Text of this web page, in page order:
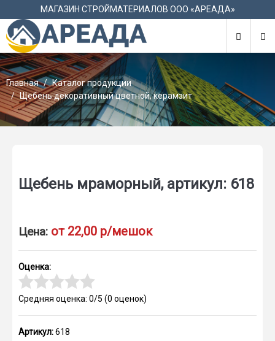
МАГАЗИН СТРОЙМАТЕРИАЛОВ ООО «АРЕАДА»
Главная
Каталог продукции
Щебень декоративный цветной, керамзит
Щебень мраморный, артикул: 618
Цена: от 22,00 р/мешок
Оценка:
Средняя оценка: 0/5 (0 оценок)
Артикул:618